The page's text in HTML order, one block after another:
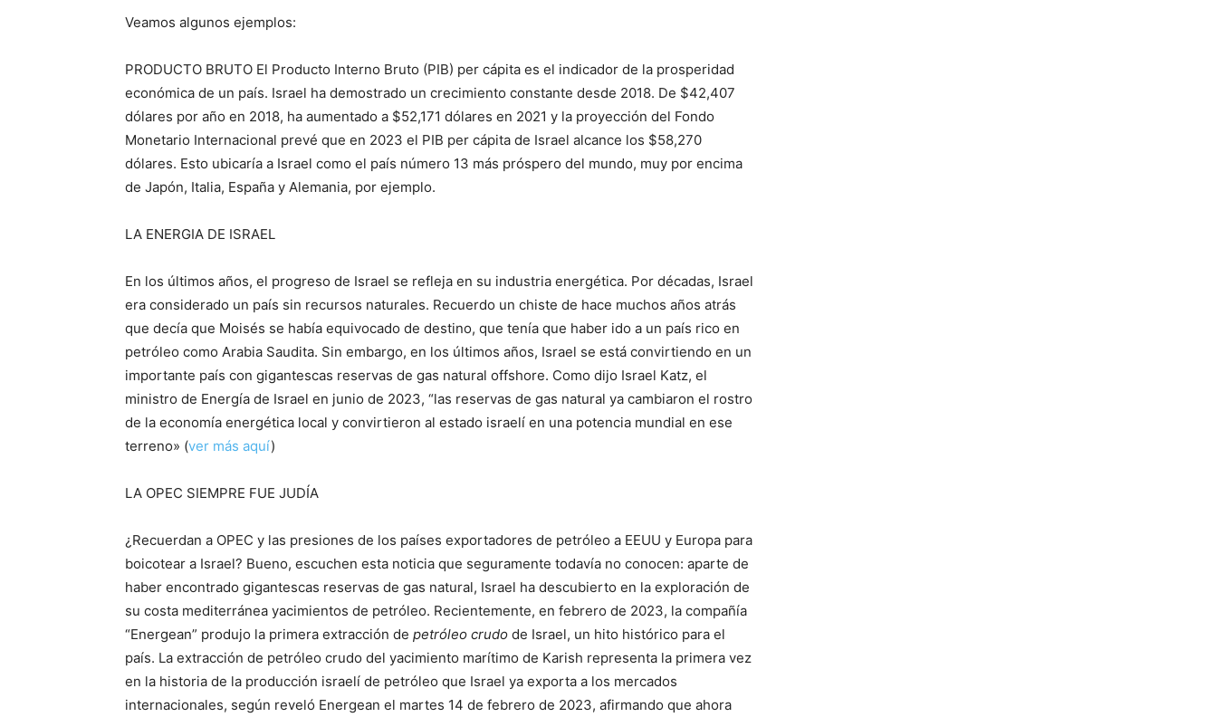
Veamos algunos ejemplos:
PRODUCTO BRUTO El Producto Interno Bruto (PIB) per cápita es el indicador de la prosperidad
económica de un país. Israel ha demostrado un crecimiento constante desde 2018. De $42,407
dólares por año en 2018, ha aumentado a $52,171 dólares en 2021 y la proyección del Fondo
Monetario Internacional prevé que en 2023 el PIB per cápita de Israel alcance los $58,270
dólares. Esto ubicaría a Israel como el país número 13 más próspero del mundo, muy por encima
de Japón, Italia, España y Alemania, por ejemplo.
LA ENERGIA DE ISRAEL
En los últimos años, el progreso de Israel se refleja en su industria energética. Por décadas, Israel
era considerado un país sin recursos naturales. Recuerdo un chiste de hace muchos años atrás
que decía que Moisés se había equivocado de destino, que tenía que haber ido a un país rico en
petróleo como Arabia Saudita. Sin embargo, en los últimos años, Israel se está convirtiendo en un
importante país con gigantescas reservas de gas natural offshore. Como dijo Israel Katz, el
ministro de Energía de Israel en junio de 2023, “las reservas de gas natural ya cambiaron el rostro
de la economía energética local y convirtieron al estado israelí en una potencia mundial en ese
terreno» (ver más aquí)
LA OPEC SIEMPRE FUE JUDÍA
¿Recuerdan a OPEC y las presiones de los países exportadores de petróleo a EEUU y Europa para
boicotear a Israel? Bueno, escuchen esta noticia que seguramente todavía no conocen: aparte de
haber encontrado gigantescas reservas de gas natural, Israel ha descubierto en la exploración de
su costa mediterránea yacimientos de petróleo. Recientemente, en febrero de 2023, la compañía
“Energean” produjo la primera extracción de petróleo crudo de Israel, un hito histórico para el
país. La extracción de petróleo crudo del yacimiento marítimo de Karish representa la primera vez
en la historia de la producción israelí de petróleo que Israel ya exporta a los mercados
internacionales, según reveló Energean el martes 14 de febrero de 2023, afirmando que ahora